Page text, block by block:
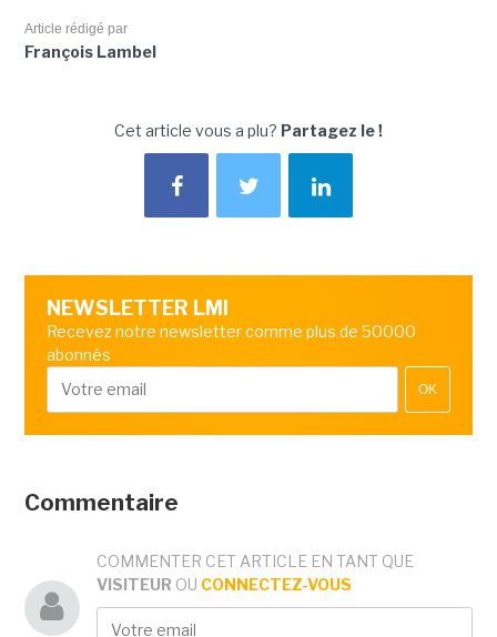
Article rédigé par
François Lambel
Cet article vous a plu? Partagez le !
NEWSLETTER LMI
Recevez notre newsletter comme plus de 50000
abonnés
OK
Commentaire
COMMENTER CET ARTICLE EN TANT QUE
VISITEUR OU CONNECTEZ-VOUS